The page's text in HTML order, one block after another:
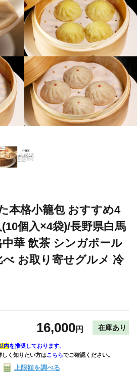
本格小籠包 おすすめ4
個入×4袋)/長野県白馬
華 飲茶 シンガポール
べ お取り寄せグルメ 冷
16,000円 在庫あり
内を推奨しております。
しく知りたい方はこちらでご確認ください。
上限額を調べる